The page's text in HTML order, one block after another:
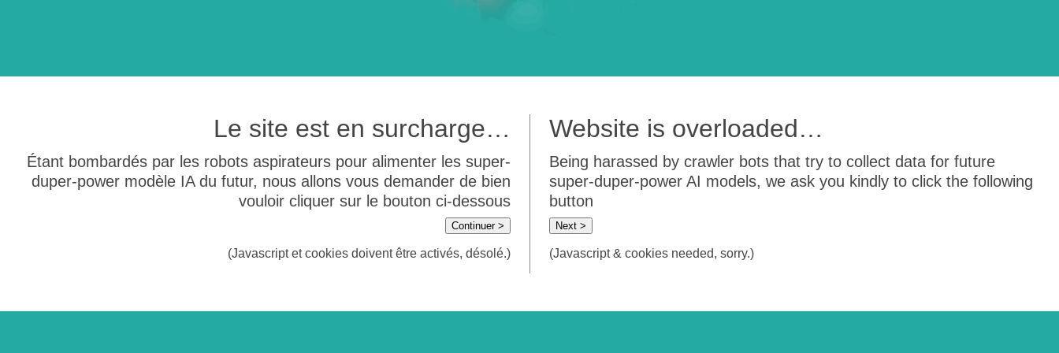
Le site est en surcharge…
Étant bombardés par les robots aspirateurs pour alimenter les super-
duper-power modèle IA du futur, nous allons vous demander de bien
vouloir cliquer sur le bouton ci-dessous
Continuer >
(Javascript et cookies doivent être activés, désolé.)
Website is overloaded…
Being harassed by crawler bots that try to collect data for future
super-duper-power AI models, we ask you kindly to click the following
button
Next >
(Javascript & cookies needed, sorry.)